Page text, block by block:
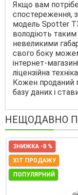
Якщо вам
спостереження,
модель Spotter
володіють
невеликими
свого боку
інтернет-
ліцензійна
Кожен проданий
базу даних і
НЕЩОДАВНО
ЗНИЖКА -8 %
ХІТ ПРОДАЖУ
ПОПУЛЯРНИЙ